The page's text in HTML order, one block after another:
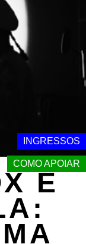
INGRESSOS
COMO APOIAR
E